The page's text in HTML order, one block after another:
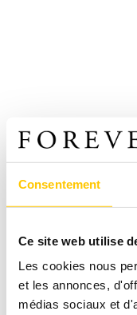
Consentement
Ce site web utilise
Les cookies nous
et les annonces,
médias sociaux et